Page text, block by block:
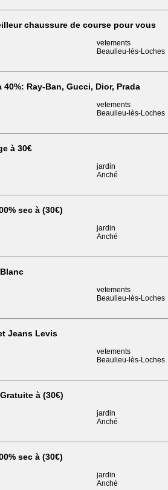
chaussure de course pour vous
vetements
Beaulieu-lès-Loches
Ray-Ban, Gucci, Dior, Prada
vetements
Beaulieu-lès-Loches
à 30€
jardin
Anché
sec à (30€)
jardin
Anché
vetements
Beaulieu-lès-Loches
Jeans Levis
vetements
Beaulieu-lès-Loches
à (30€)
jardin
Anché
sec à (30€)
jardin
Anché